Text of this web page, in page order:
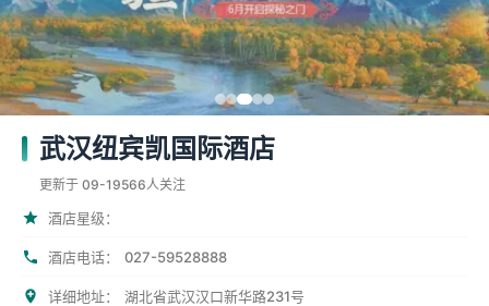
武汉纽宾凯国际酒店
更新于 09-19566人关注
酒店星级：
酒店电话： 027-59528888
详细地址： 湖北省武汉汉口新华路231号